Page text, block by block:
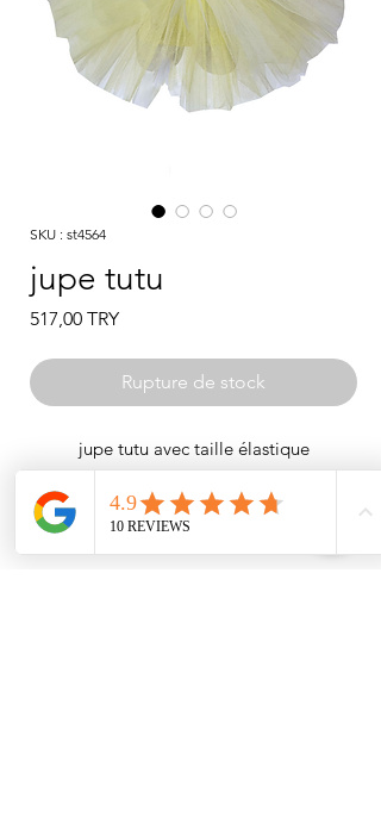
SKU : st4564
jupe tutu
517,00 TRYPrix
Rupture de stock
jupe tutu avec taille élastique
Vous pouvez passer votre commande en
fonction de votre taille habituelle.